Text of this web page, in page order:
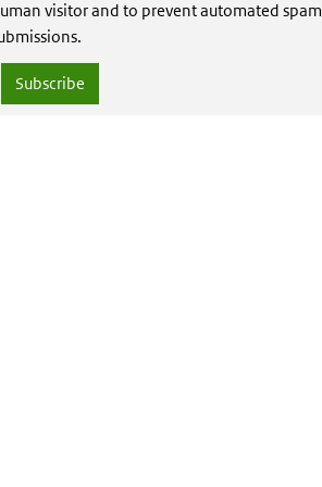
visitor and to prevent automated spam